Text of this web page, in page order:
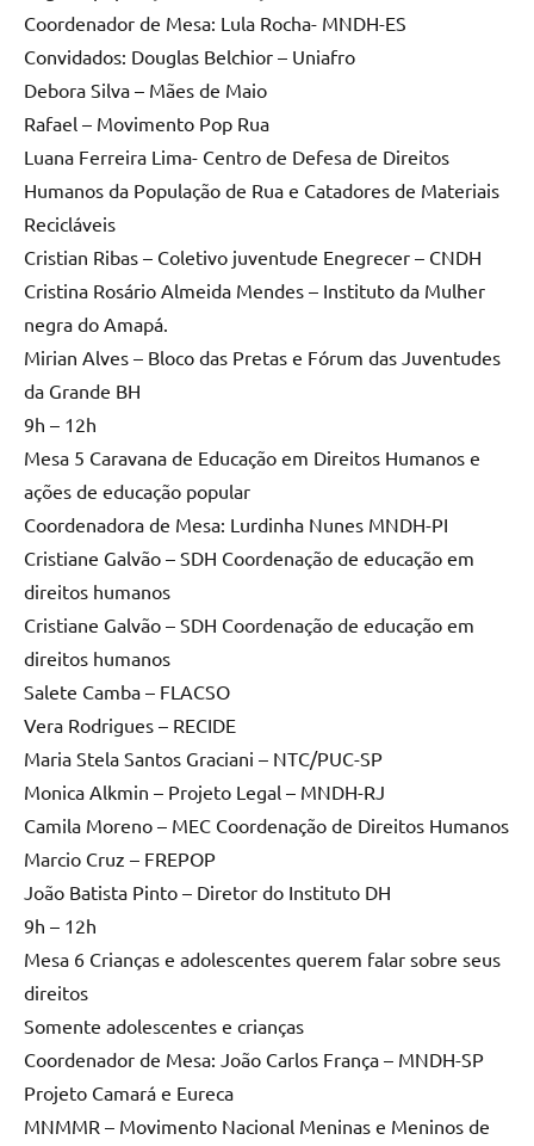
Coordenador de Mesa: Lula Rocha- MNDH-ES
Convidados: Douglas Belchior – Uniafro
Debora Silva – Mães de Maio
Rafael – Movimento Pop Rua
Luana Ferreira Lima- Centro de Defesa de Direitos
Humanos da População de Rua e Catadores de Materiais
Recicláveis
Cristian Ribas – Coletivo juventude Enegrecer – CNDH
Cristina Rosário Almeida Mendes – Instituto da Mulher
negra do Amapá.
Mirian Alves – Bloco das Pretas e Fórum das Juventudes
da Grande BH
9h – 12h
Mesa 5 Caravana de Educação em Direitos Humanos e
ações de educação popular
Coordenadora de Mesa: Lurdinha Nunes MNDH-PI
Cristiane Galvão – SDH Coordenação de educação em
direitos humanos
Cristiane Galvão – SDH Coordenação de educação em
direitos humanos
Salete Camba – FLACSO
Vera Rodrigues – RECIDE
Maria Stela Santos Graciani – NTC/PUC-SP
Monica Alkmin – Projeto Legal – MNDH-RJ
Camila Moreno – MEC Coordenação de Direitos Humanos
Marcio Cruz – FREPOP
João Batista Pinto – Diretor do Instituto DH
9h – 12h
Mesa 6 Crianças e adolescentes querem falar sobre seus
direitos
Somente adolescentes e crianças
Coordenador de Mesa: João Carlos França – MNDH-SP
Projeto Camará e Eureca
MNMMR – Movimento Nacional Meninas e Meninos de